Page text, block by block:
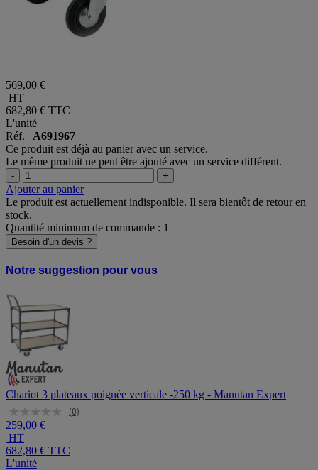
569,00 €
HT
682,80 € TTC
L'unité
Réf. A691967
Ce produit est déjà au panier avec un service.
Le même produit ne peut être ajouté avec un service différent.
- +
Ajouter au panier
Le produit est actuellement indisponible. Il sera bientôt de retour en
stock.
Quantité minimum de commande : 1
Besoin d'un devis ?
Notre suggestion pour vous
Chariot 3 plateaux poignée verticale -250 kg - Manutan Expert
(0)
259,00 €
HT
682,80 € TTC
L'unité